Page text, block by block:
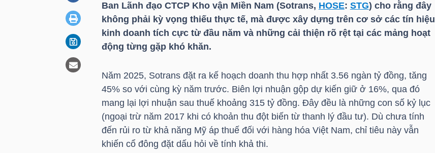
Ban Lãnh đạo CTCP Kho vận Miền Nam (Sotrans, HOSE: STG) cho rằng đây
không phải kỳ vọng thiếu thực tế, mà được xây dựng trên cơ sở các tín hiệu
kinh doanh tích cực từ đầu năm và những cải thiện rõ rệt tại các mảng hoạt
động từng gặp khó khăn.
Năm 2025, Sotrans đặt ra kế hoạch doanh thu hợp nhất 3.56 ngàn tỷ đồng, tăng
45% so với cùng kỳ năm trước. Biên lợi nhuận gộp dự kiến giữ ở 16%, qua đó
mang lại lợi nhuận sau thuế khoảng 315 tỷ đồng. Đây đều là những con số kỷ lục
(ngoại trừ năm 2017 khi có khoản thu đột biến từ thanh lý đầu tư). Dù chưa tính
đến rủi ro từ khả năng Mỹ áp thuế đối với hàng hóa Việt Nam, chỉ tiêu này vẫn
khiến cổ đông đặt dấu hỏi về tính khả thi.